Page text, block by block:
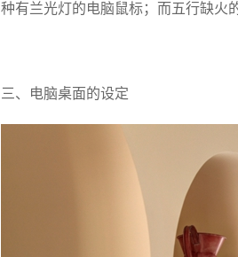
种有兰光灯的电脑鼠标；而五行缺火
三、电脑桌面的设定